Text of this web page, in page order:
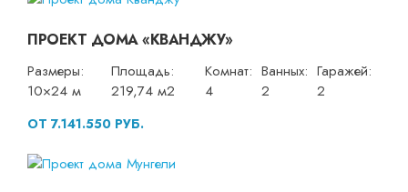
ПРОЕКТ ДОМА «КВАНДЖУ»
Размеры:
10×24 м
Площадь:
219,74 м2
Комнат:
4
Ванных:
2
Гаражей:
2
ОТ 7.141.550 РУБ.